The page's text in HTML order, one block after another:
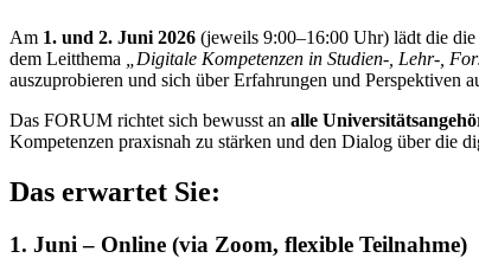
Am 1. und 2. Juni 2026 (jeweils 9:00–16:00 Uhr) lädt die
dem Leitthema
„Digitale Kompetenzen in Studien-, Lehr-,
auszuprobieren und sich über Erfahrungen und Perspektiven
Das FORUM richtet sich bewusst an alle
Kompetenzen praxisnah zu stärken und den Dialog über die
Das erwartet Sie:
1. Juni – Online (via Zoom, flexible Teilnahme)